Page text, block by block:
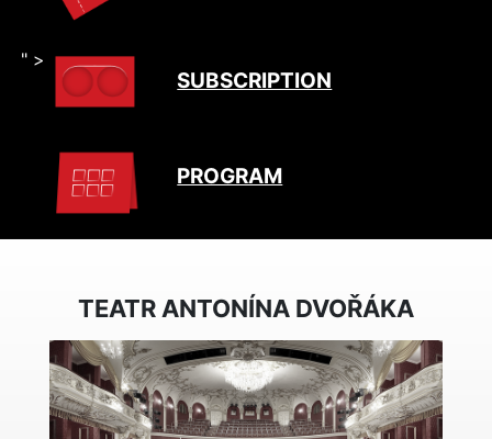
" >
SUBSCRIPTION
PROGRAM
TEATR ANTONÍNA DVOŘÁKA